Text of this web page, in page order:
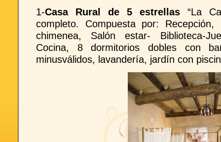
1-Casa Rural de 5 estrellas “La
completo. Compuesta por:
chimenea, Salón estar- Biblioteca-
Cocina, 8 dormitorios dobles con
minusválidos, lavandería, jardín con